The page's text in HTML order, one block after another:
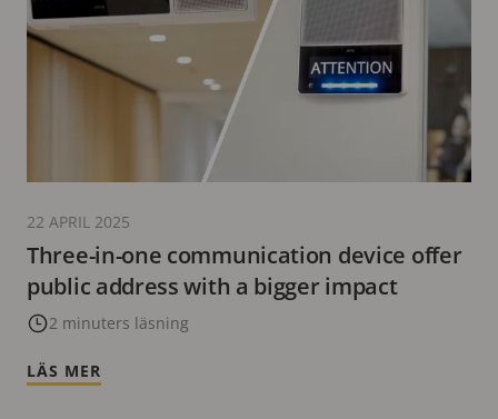
Three-in-one communication device offer
public address with a bigger impact
2 minuters läsning
22 APRIL 2025
LÄS MER